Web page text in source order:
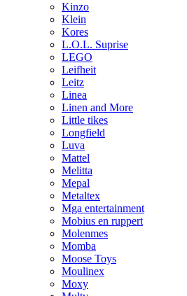
Kinzo
Klein
Kores
L.O.L. Suprise
LEGO
Leifheit
Leitz
Linea
Linen and More
Little tikes
Longfield
Luva
Mattel
Melitta
Mepal
Metaltex
Mga entertainment
Mobius en ruppert
Molenmes
Momba
Moose Toys
Moulinex
Moxy